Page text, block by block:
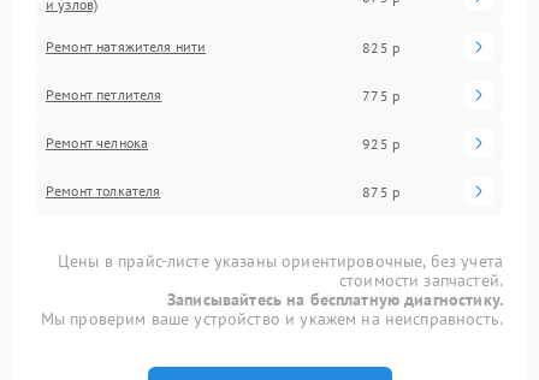
и узлов)
Ремонт натяжителя нити 825 р
Ремонт петлителя 775 р
Ремонт челнока 925 р
Ремонт толкателя 875 р
Цены в прайс-листе указаны ориентировочные, без учета
стоимости запчастей.
Записывайтесь на бесплатную диагностику.
Мы проверим ваше устройство и укажем на неисправность.